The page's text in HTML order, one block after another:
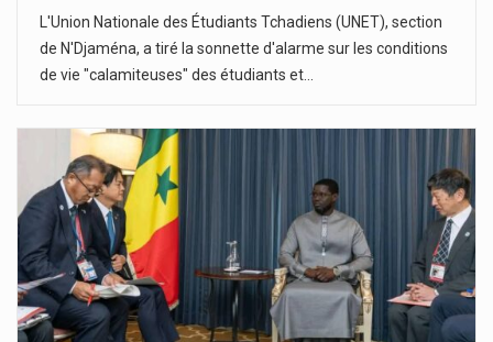
L'Union Nationale des Étudiants Tchadiens (UNET), section
de N'Djaména, a tiré la sonnette d'alarme sur les conditions
de vie "calamiteuses" des étudiants et…